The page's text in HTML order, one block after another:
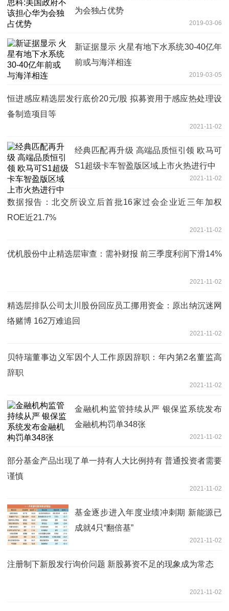
为会独占优势
2019-03-06
新证据显示 火星有地下水系统30-40亿年
前或与海洋相连
2019-03-05
恒进感应精选层发行底价20元/股 拟募资用于感应热处理设
备制造项目等
2021-11-02
经典匹配再升级 高端品质恒引领 欧马可
S1超级卡车智盈版区域上市火热进行中
2021-11-02
数据报告：北交所设立后首批16家过会企业近三年加权
ROE近21.7%
2021-11-02
优机股份中止精选层审查：需补财报 前三季度利润下滑14%
2021-11-02
精选层排队公司太川股份回应员工挪用资金：原出纳沉迷网
络赌博 162万难追回
2021-11-02
贝特瑞董事边义军因个人工作原因辞职：年内第2名董监高
辞职
2021-11-02
金融机构监管持续从严 银保监系统发布
金融机构罚单348张
2021-11-02
部分基金产品出现了单一持有人大比例持有 普通投资者需要
谨慎
2021-11-02
基金逐步进入年度业绩冲刺期 新能源已
成就4只“翻倍基”
2021-11-02
注册制下新股发行询价问题 新股募资不足的现象成为常态
2021-11-02